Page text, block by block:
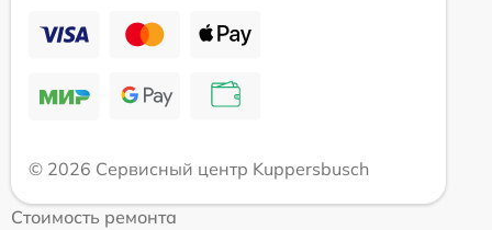
© 2026 Сервисный центр Kuppersbusch
Стоимость ремонта